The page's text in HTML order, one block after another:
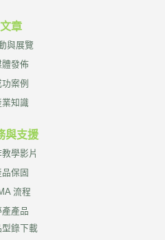
文章
與展覽
體發佈
功案例
業知識
與支援
學影片
品保固
流程
產產品
型錄下載